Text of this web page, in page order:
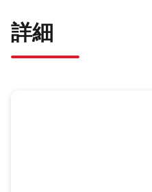
詳細